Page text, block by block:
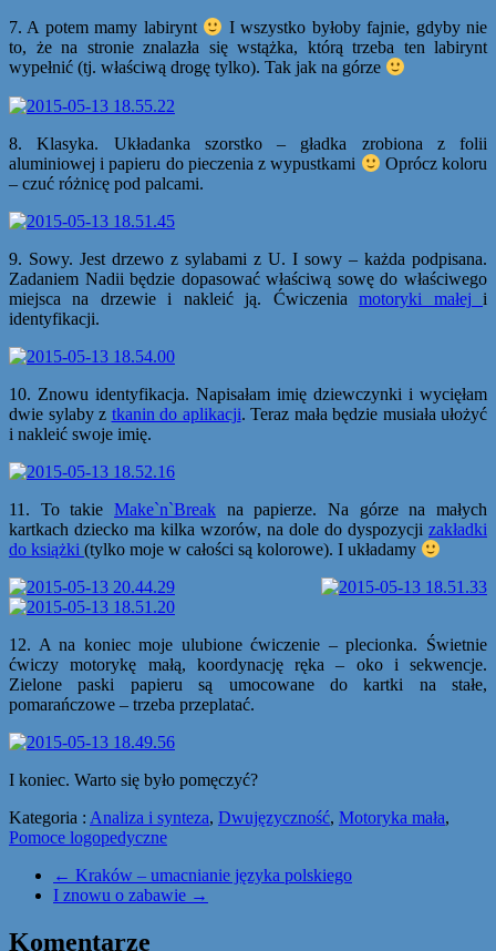
7. A potem mamy labirynt
I wszystko byłoby fajnie, gdyby nie
to, że na stronie znalazła się wstążka, którą trzeba ten labirynt
wypełnić (tj. właściwą drogę tylko). Tak jak na górze
8. Klasyka. Układanka szorstko – gładka zrobiona z folii
aluminiowej i papieru do pieczenia z wypustkami
Oprócz koloru
– czuć różnicę pod palcami.
9. Sowy. Jest drzewo z sylabami z U. I sowy – każda podpisana.
Zadaniem Nadii będzie dopasować właściwą sowę do właściwego
miejsca na drzewie i nakleić ją. Ćwiczeniamotoryki małeji
identyfikacji.
10. Znowu identyfikacja. Napisałam imię dziewczynki i wycięłam
dwie sylaby z tkanin do aplikacji. Teraz mała będzie musiała ułożyć
i nakleić swoje imię.
11. To takie Make`n`Break na papierze. Na górze na małych
kartkach dziecko ma kilka wzorów, na dole do dyspozycji zakładki
do książki (tylko moje w całości są kolorowe). I układamy
12. A na koniec moje ulubione ćwiczenie – plecionka. Świetnie
ćwiczy motorykę małą, koordynację ręka – oko i sekwencje.
Zielone paski papieru są umocowane do kartki na stałe,
pomarańczowe – trzeba przeplatać.
I koniec. Warto się było pomęczyć?
Kategoria : Analiza i synteza, Dwujęzyczność, Motoryka mała,
Pomoce logopedyczne
← Kraków – umacnianie języka polskiego
I znowu o zabawie →
Komentarze